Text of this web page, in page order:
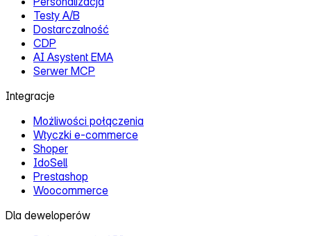
Testy A/B
Dostarczalność
CDP
AI Asystent EMA
Serwer MCP
Integracje
Możliwości połączenia
Wtyczki e‑commerce
Shoper
IdoSell
Prestashop
Woocommerce
Dla deweloperów